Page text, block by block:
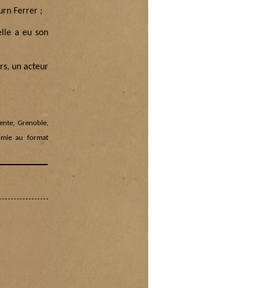
Ferrer ;
a eu son
un acteur
Grenoble,
au format